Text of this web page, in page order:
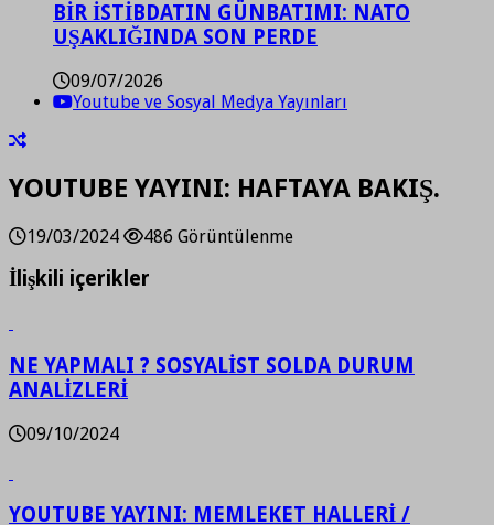
BİR İSTİBDATIN GÜNBATIMI: NATO
UŞAKLIĞINDA SON PERDE
09/07/2026
Youtube ve Sosyal Medya Yayınları
YOUTUBE YAYINI: HAFTAYA BAKIŞ.
19/03/2024 486 Görüntülenme
İlişkili içerikler
NE YAPMALI ? SOSYALİST SOLDA DURUM
ANALİZLERİ
09/10/2024
YOUTUBE YAYINI: MEMLEKET HALLERİ /